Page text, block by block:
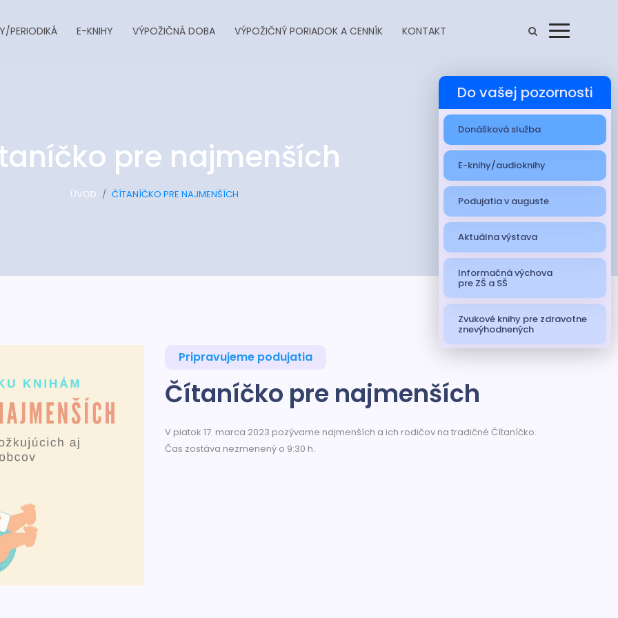
PERIODIKÁ E-KNIHY VÝPOŽIČNÁ DOBA VÝPOŽIČNÝ PORIADOK A CENNÍK KONTAKT
pre najmenších
ÚVOD ČÍTANÍČKO PRE NAJMENŠÍCH
Pripravujeme podujatia
Čítaníčko pre najmenších
V piatok 17. marca 2023 pozývame najmenších a ich rodičov na tradičné Čítaníčko.
Čas zostáva nezmenený o 9:30 h.
Do vašej pozornosti
Donášková služba
E-knihy/audioknihy
Podujatia v auguste
Aktuálna výstava
Informačná výchova
pre ZŠ a SŠ
Zvukové knihy pre zdravotne
znevýhodnených